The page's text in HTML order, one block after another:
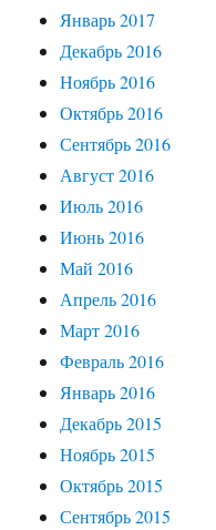
Январь 2017
Декабрь 2016
Ноябрь 2016
Октябрь 2016
Сентябрь 2016
Август 2016
Июль 2016
Июнь 2016
Май 2016
Апрель 2016
Март 2016
Февраль 2016
Январь 2016
Декабрь 2015
Ноябрь 2015
Октябрь 2015
Сентябрь 2015